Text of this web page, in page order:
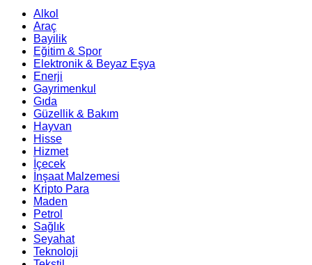
Alkol
Araç
Bayilik
Eğitim & Spor
Elektronik & Beyaz Eşya
Enerji
Gayrimenkul
Gıda
Güzellik & Bakım
Hayvan
Hisse
Hizmet
İçecek
İnşaat Malzemesi
Kripto Para
Maden
Petrol
Sağlık
Seyahat
Teknoloji